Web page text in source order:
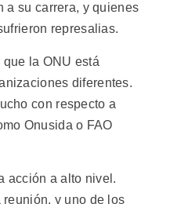
a su carrera, y quienes
represalias.
la ONU está
diferentes.
con respecto a
Onusida o FAO
acción a alto nivel.
y uno de los